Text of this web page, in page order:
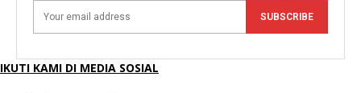
SUBSCRIBE
IKUTI KAMI DI MEDIA SOSIAL